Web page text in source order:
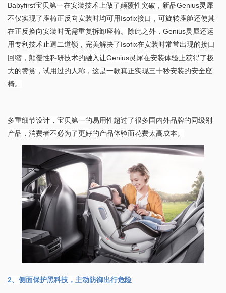
Babyfirst宝贝第一在安装技术上做了颠覆性突破，新品Genius灵犀
不仅实现了座椅正反向安装时均可用Isofix接口，可旋转座舱还使其
在正反换向安装时无需重复拆卸座椅。除此之外，Genius灵犀还运
用专利技术止退二道锁，完美解决了Isofix在安装时常常出现的接口
回缩，颠覆性科研技术的融入让Genius灵犀在安装体验上获得了极
大的赞赏，试用过的人称，这是一款真正实现三十秒安装的安全座
椅。
多重细节设计，宝贝第一的易用性超过了很多国内外品牌的同级别
产品，消费者不必为了更好的产品体验而花费太高成本。
2、侧面保护黑科技，主动防御出行危险